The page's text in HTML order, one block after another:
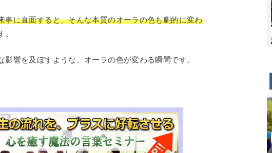
に直面すると、そんな本質のオーラの色も劇的に変わ
響を及ぼすような、オーラの色が変わる瞬間です。